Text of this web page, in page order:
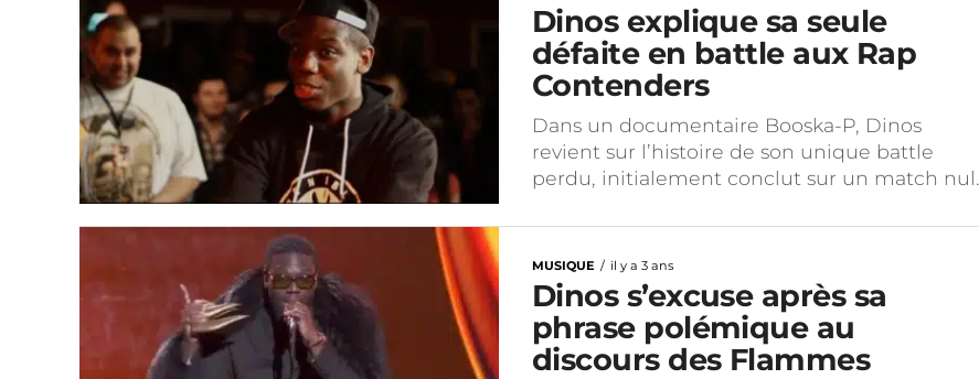
Dinos explique sa seule
défaite en battle aux Rap
Contenders
Dans un documentaire Booska-P, Dinos
revient sur l’histoire de son unique battle
perdu, initialement conclut sur un match nul.
MUSIQUE il y a 3 ans
Dinos s’excuse après sa
phrase polémique au
discours des Flammes